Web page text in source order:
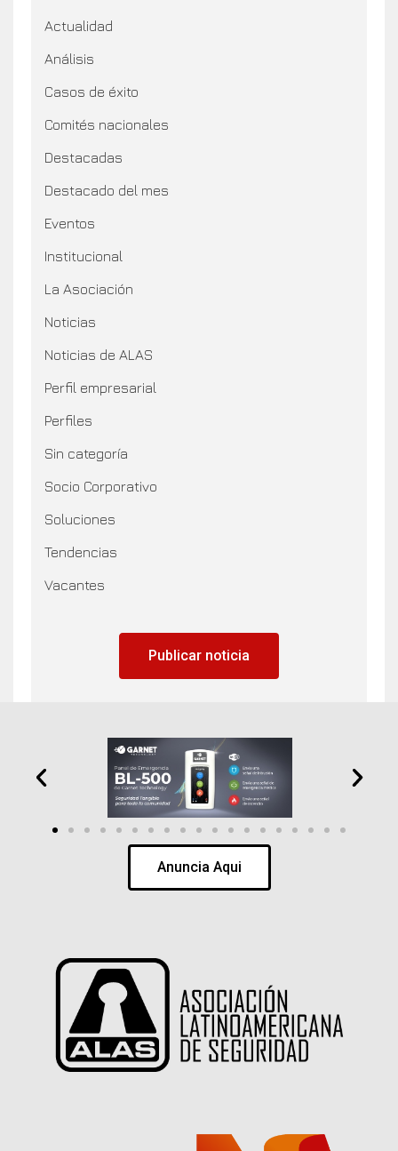
Actualidad
Análisis
Casos de éxito
Comités nacionales
Destacadas
Destacado del mes
Eventos
Institucional
La Asociación
Noticias
Noticias de ALAS
Perfil empresarial
Perfiles
Sin categoría
Socio Corporativo
Soluciones
Tendencias
Vacantes
Publicar noticia
Anuncia Aqui